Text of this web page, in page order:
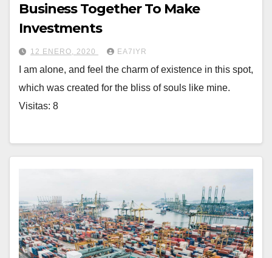
Business Together To Make
Investments
12 ENERO, 2020 EA7IYR
I am alone, and feel the charm of existence in this spot,
which was created for the bliss of souls like mine.
Visitas: 8